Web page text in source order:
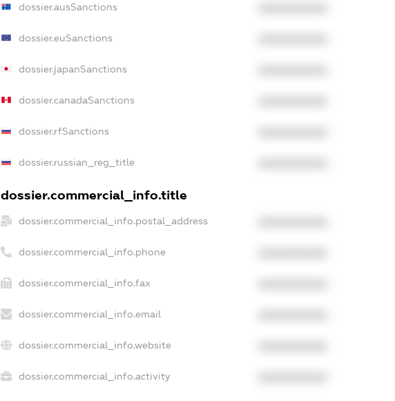
dossier.ausSanctions
dossier.euSanctions
dossier.japanSanctions
dossier.canadaSanctions
dossier.rfSanctions
dossier.russian_reg_title
dossier.commercial_info.title
dossier.commercial_info.postal_address
dossier.commercial_info.phone
dossier.commercial_info.fax
dossier.commercial_info.email
dossier.commercial_info.website
dossier.commercial_info.activity